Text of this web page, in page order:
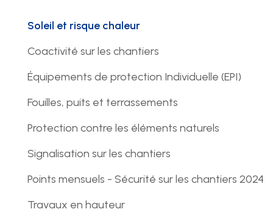
Soleil et risque chaleur
Coactivité sur les chantiers
Équipements de protection Individuelle (EPI)
Fouilles, puits et terrassements
Protection contre les éléments naturels
Signalisation sur les chantiers
Points mensuels - Sécurité sur les chantiers 2024
Travaux en hauteur